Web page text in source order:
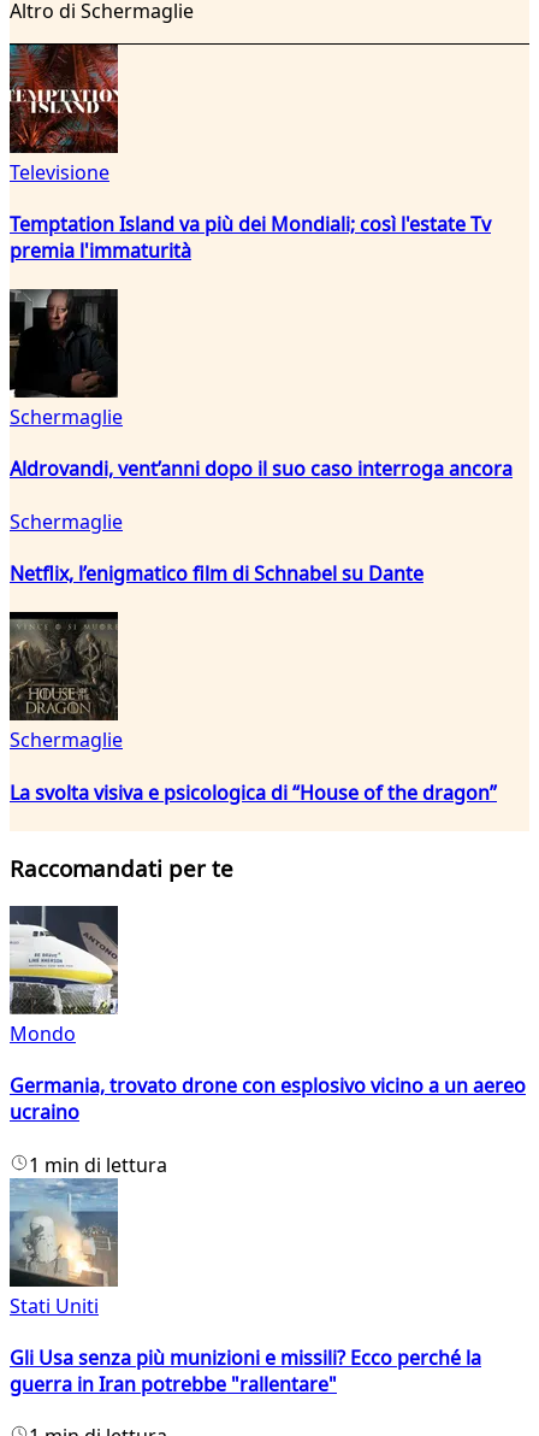
Altro di Schermaglie
Televisione
Temptation Island va più dei Mondiali; così l'estate Tv
premia l'immaturità
Schermaglie
Aldrovandi, vent’anni dopo il suo caso interroga ancora
Schermaglie
Netflix, l’enigmatico film di Schnabel su Dante
Schermaglie
La svolta visiva e psicologica di “House of the dragon”
Raccomandati per te
Mondo
Germania, trovato drone con esplosivo vicino a un aereo
ucraino
1 min di lettura
Stati Uniti
Gli Usa senza più munizioni e missili? Ecco perché la
guerra in Iran potrebbe "rallentare"